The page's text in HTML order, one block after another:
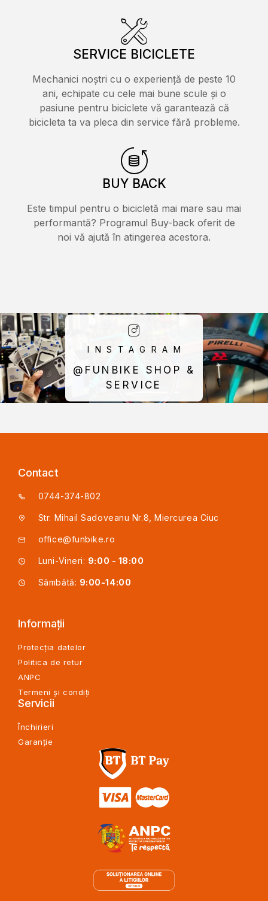
SERVICE BICICLETE
Mechanici noștri cu o experiență de peste 10
ani, echipate cu cele mai bune scule și o
pasiune pentru biciclete vă garantează că
bicicleta ta va pleca din service fără probleme.
BUY BACK
Este timpul pentru o bicicletă mai mare sau mai
performantă? Programul Buy-back oferit de
noi vă ajută în atingerea acestora.
INSTAGRAM
@FUNBIKE SHOP &
SERVICE
Contact
0744-374-802
Str. Mihail Sadoveanu Nr.8, Miercurea Ciuc
office@funbike.ro
Luni-Vineri: 9:00 - 18:00
Sâmbătă: 9:00-14:00
Informații
Protecția datelor
Politica de retur
ANPC
Termeni și condiți
Servicii
Închirieri
Garanție